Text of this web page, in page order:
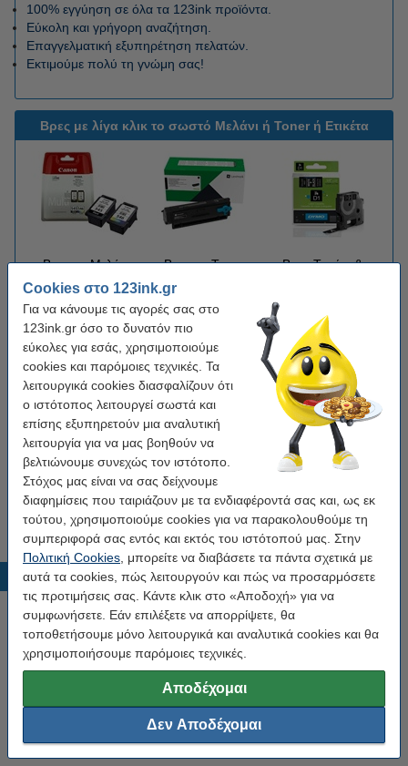
Cookies στο 123ink.gr
Για να κάνουμε τις αγορές σας στο
123ink.gr όσο το δυνατόν πιο
εύκολες για εσάς, χρησιμοποιούμε
cookies και παρόμοιες τεχνικές. Τα
λειτουργικά cookies διασφαλίζουν ότι
ο ιστότοπος λειτουργεί σωστά και
επίσης εξυπηρετούν μια αναλυτική
λειτουργία για να μας βοηθούν να
βελτιώνουμε συνεχώς τον ιστότοπο.
Στόχος μας είναι να σας δείχνουμε
διαφημίσεις που ταιριάζουν με τα ενδιαφέροντά σας και, ως εκ
τούτου, χρησιμοποιούμε cookies για να παρακολουθούμε τη
συμπεριφορά σας εντός και εκτός του ιστότοπού μας. Στην
Πολιτική Cookies , μπορείτε να διαβάσετε τα πάντα σχετικά με
αυτά τα cookies, πώς λειτουργούν και πώς να προσαρμόσετε
τις προτιμήσεις σας. Κάντε κλικ στο «Αποδοχή» για να
συμφωνήσετε. Εάν επιλέξετε να απορρίψετε, θα
τοποθετήσουμε μόνο λειτουργικά και αναλυτικά cookies και θα
χρησιμοποιήσουμε παρόμοιες τεχνικές.
Αποδέχομαι
Δεν Αποδέχομαι
100% εγγύηση σε όλα τα 123ink προϊόντα.
Εύκολη και γρήγορη αναζήτηση.
Επαγγελματική εξυπηρέτηση πελατών.
Εκτιμούμε πολύ τη γνώμη σας!
Βρες με λίγα κλικ το σωστό Μελάνι ή Toner ή Ετικέτα
Βρες το Μελάνι Βρες το Toner
Βρες Ταινίες &
Έξοδα Αποστολής
Για παραγγελίες έως 60 €
το κόστος των μεταφορικών είναι
3.95 €
Για παραγγελίες
άνω των 60 €
το κόστος των μεταφορικών
είναι
2.95 €
Χρέωσηαντικαταβολής 2 €για όλες τις αποστολές.
Για παραγγελίες μεBox Nowη χρέωση είναι
Περισσότερες πληροφορίες σχετικά με τα έξοδα αποστολής
Νέα